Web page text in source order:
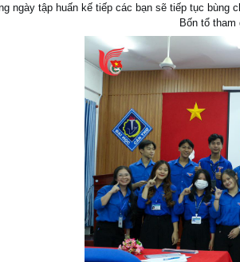
ngày tập huấn kế tiếp các bạn sẽ tiếp tục bùng
Bốn tổ